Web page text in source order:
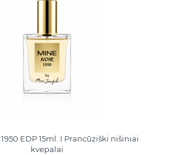
EDP 15ml. I Prancūziški nišiniai
kvepalai